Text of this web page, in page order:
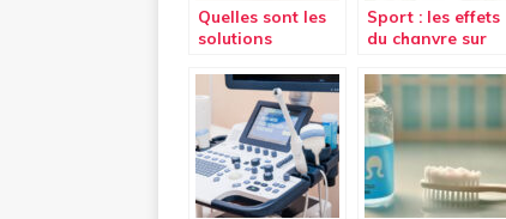
Quelles sont les
solutions
réduire la
douleur aux
pieds ?
Sport : les effets
du chanvre sur